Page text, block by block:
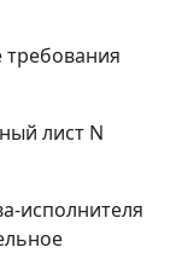
лист N
исполнителя